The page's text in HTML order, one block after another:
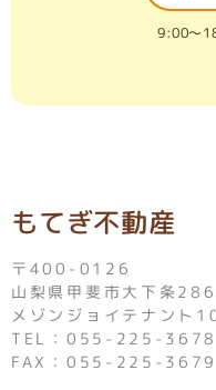
9:00〜
もてぎ不動産
〒400-0126
山梨県甲斐市大下条
メゾンジョイテナント
TEL：055-225-3678
FAX：055-225-3679